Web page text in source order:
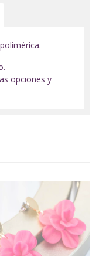
opciones y